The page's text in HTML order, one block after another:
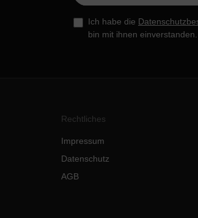
Ich habe die
bin mit ihnen einverstanden.
Rechtliches
Impressum
Datenschutz
AGB